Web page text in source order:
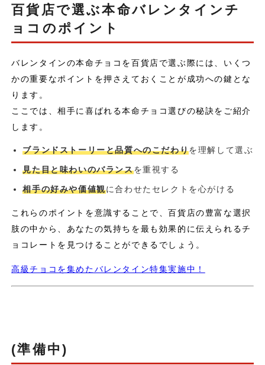
百貨店で選ぶ本命バレンタインチ
ョコのポイント
バレンタインの本命チョコを百貨店で選ぶ際には、いくつ
かの重要なポイントを押さえておくことが成功への鍵とな
ります。
ここでは、相手に喜ばれる本命チョコ選びの秘訣をご紹介
します。
ブランドストーリーと品質へのこだわりを理解して選ぶ
見た目と味わいのバランスを重視する
相手の好みや価値観に合わせたセレクトを心がける
これらのポイントを意識することで、百貨店の豊富な選択
肢の中から、あなたの気持ちを最も効果的に伝えられるチ
ョコレートを見つけることができるでしょう。
高級チョコを集めたバレンタイン特集実施中！
(準備中)